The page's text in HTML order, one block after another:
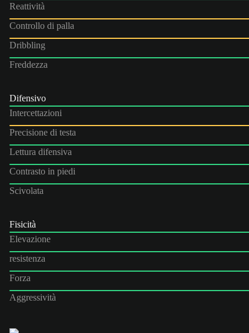
Reattività
Controllo di palla
Dribbling
Freddezza
Difensivo
Intercettazioni
Precisione di testa
Lettura difensiva
Contrasto in piedi
Scivolata
Fisicità
Elevazione
resistenza
Forza
Aggressività